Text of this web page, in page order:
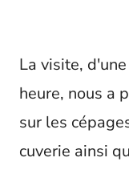
La visite,
heure, nous a
sur les
cuverie ainsi